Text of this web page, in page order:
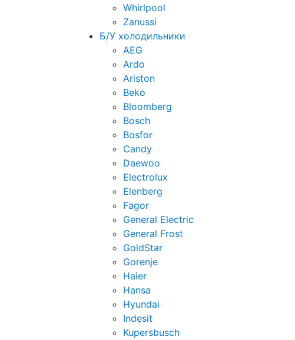
Whirlpool
Zanussi
Б/У холодильники
AEG
Ardo
Ariston
Beko
Bloomberg
Bosch
Bosfor
Candy
Daewoo
Electrolux
Elenberg
Fagor
General Electric
General Frost
GoldStar
Gorenje
Haier
Hansa
Hyundai
Indesit
Kupersbusch